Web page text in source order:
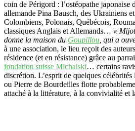
coin de Périgord : l’ostéopathe japonaise
allemande Pina Bausch, des Ukrainiens et
Colombiens, Polonais, Québécois,
classiques Anglais et Allemands… «
donne la maison du Goupillou , qui a
à une association, le lieu reçoit des
résidence (et en résistance) grâce au
fondation suisse Michalski… certains
discrétion. L’esprit de quelques
ou Pierre de Bourdeilles flotte
attaché à la littérature, à la convivialité et